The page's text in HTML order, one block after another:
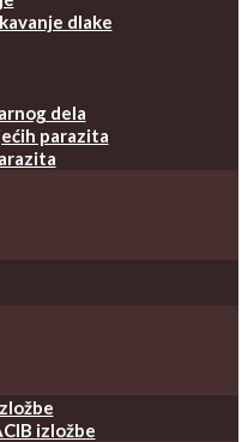
dlake
dela
parazita
izložbe